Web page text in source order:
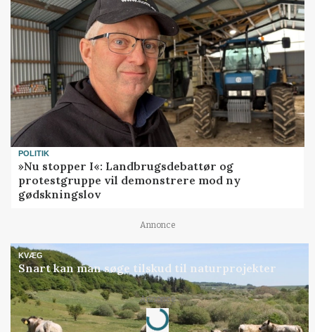
POLITIK
»Nu stopper I«: Landbrugsdebattør og
protestgruppe vil demonstrere mod ny
gødskningslov
Annonce
KVÆG
Snart kan man søge tilskud til naturprojekter
Annonce
Loading...